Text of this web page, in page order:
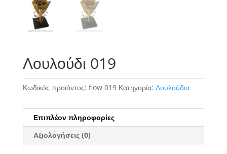
Λουλούδι 019
Κωδικός προϊόντος: flow 019 Κατηγορία: Λουλούδια
Επιπλέον πληροφορίες
Αξιολογήσεις (0)